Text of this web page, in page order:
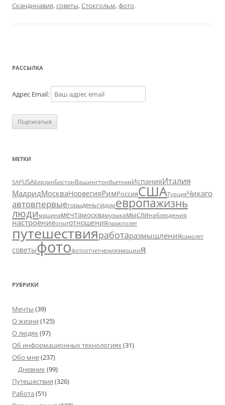
Скандинавия,советы,Стокгольм,фото.
РАССЫЛКА
Адрес Email:
МЕТКИ
SAPUSAБерлинБостонВашингтонВьетнамИспанияИталия
МадридМоскваНорвегияРимРоссияСШАТурцияЧикаго
автовпервыегорыденьгидомевропажизнь
люди машинамечтамосквамузыкамыслинаблюдения
настроениеопытотношенияпаркполет
путешествияработаразмышлениясамолет
советыфотофотоотчетчехияэмоциия
РУБРИКИ
Мечты (39)
О жизни (125)
О людях(97)
Об информационных технологиях(31)
Обо мне(237)
Дневник(99)
Путешествия (326)
Работа (51)